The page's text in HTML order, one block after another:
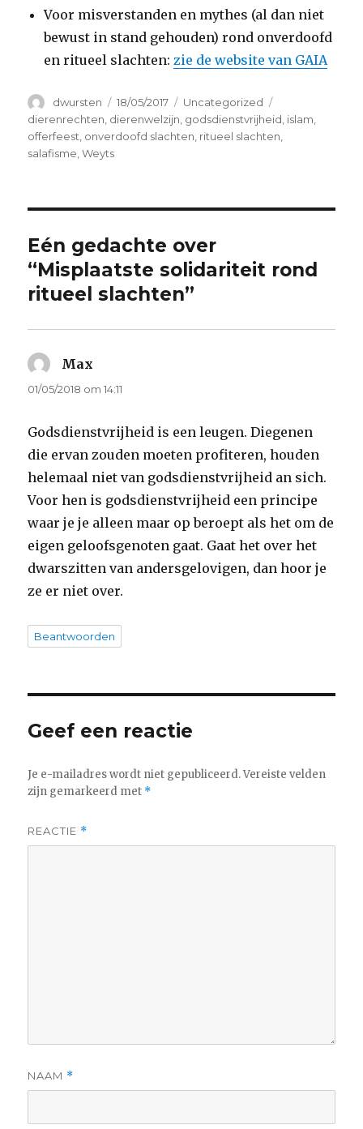
Voor misverstanden en mythes (al dan niet
bewust in stand gehouden) rond onverdoofd
en ritueel slachten:zie de website van GAIA
Auteur
dwursten
Geplaatst
op
18/05/2017 Categorieën
Uncategorized
dierenrechten dierenwelzijn godsdienstvrijheid islam
offerfeest onverdoofd slachten ritueel slachten
salafisme ,Weyts
Eén gedachte over
“Misplaatste solidariteit rond
ritueel slachten”
Max
01/05/2018 om 14:11
Godsdienstvrijheid is een leugen. Diegenen
die ervan zouden moeten profiteren, houden
helemaal niet van godsdienstvrijheid an sich.
Voor hen is godsdienstvrijheid een principe
waar je je alleen maar op beroept als het om de
eigen geloofsgenoten gaat. Gaat het over het
dwarszitten van andersgelovigen, dan hoor je
ze er niet over.
Beantwoorden
Geef een reactie
Je e-mailadres wordt niet gepubliceerd. Vereiste velden
zijn gemarkeerd met *
REACTIE *
NAAM *